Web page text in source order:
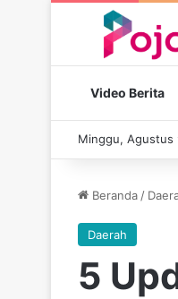
Video Berita
Minggu, Agustus
Beranda /
Daerah
5